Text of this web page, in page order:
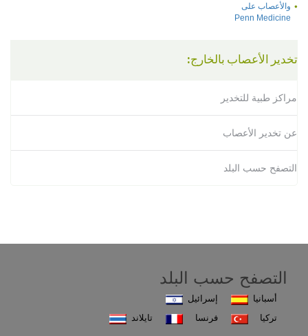
والأعصاب على
Penn Medicine
تخدير الأعصاب بالخارج:
مراكز طبية للتخدير
عن تخدير الأعصاب
التصفح حسب البلد
التصفح حسب البلد
أسبانيا
تركيا
إسرائيل
فرنسا
تايلاند